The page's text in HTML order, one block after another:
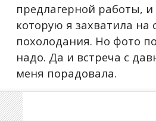
предлагерной работы,
которую я захватила на
похолодания. Но фото
надо. Да и встреча с
меня порадовала.